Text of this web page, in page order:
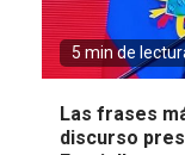
5 min de
Las frases
discurso